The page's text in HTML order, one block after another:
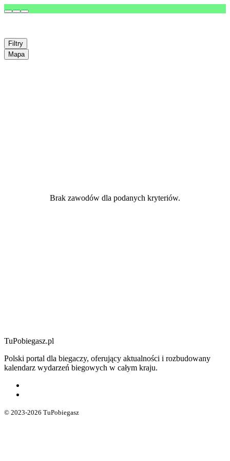
Filtry
Mapa
Brak zawodów dla podanych kryteriów.
TuPobiegasz.pl
Polski portal dla biegaczy, oferujący aktualności i rozbudowany
kalendarz wydarzeń biegowych w całym kraju.
© 2023-2026 TuPobiegasz